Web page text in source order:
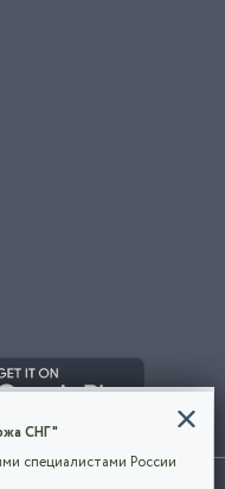
означает
СНГ"
специалистами России